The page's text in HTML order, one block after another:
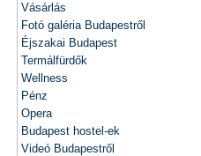
Vásárlás
Fotó galéria Budapestről
Éjszakai Budapest
Termálfürdők
Wellness
Pénz
Opera
Budapest hostel-ek
Videó Budapestről